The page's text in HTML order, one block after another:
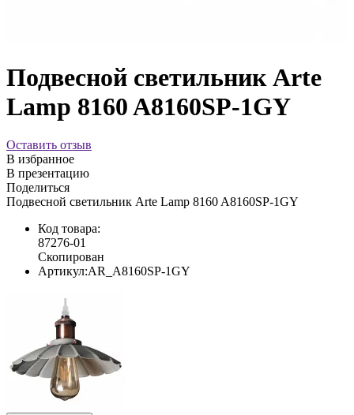
Подвесной светильник Arte
Lamp 8160 A8160SP-1GY
Оставить отзыв
В избранное
В презентацию
Поделиться
Подвесной светильник Arte Lamp 8160 A8160SP-1GY
Код товара:
87276-01
Скопирован
Артикул:AR_A8160SP-1GY